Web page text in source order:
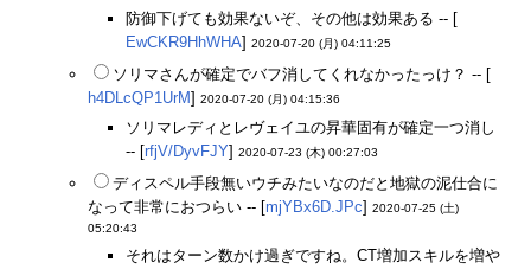
防御下げても効果ないぞ、その他は効果ある -- [
EwCKR9HhWHA] 2020-07-20 (月) 04:11:25
ソリマさんが確定でバフ消してくれなかったっけ？ -- [
h4DLcQP1UrM] 2020-07-20 (月) 04:15:36
ソリマレディとレヴェイユの昇華固有が確定一つ消し
-- [rfjV/DyvFJY] 2020-07-23 (木) 00:27:03
ディスペル手段無いウチみたいなのだと地獄の泥仕合に
なって非常におつらい -- [mjYBx6D.JPc] 2020-07-25 (土)
05:20:43
それはターン数かけ過ぎですね。CT増加スキルを増や